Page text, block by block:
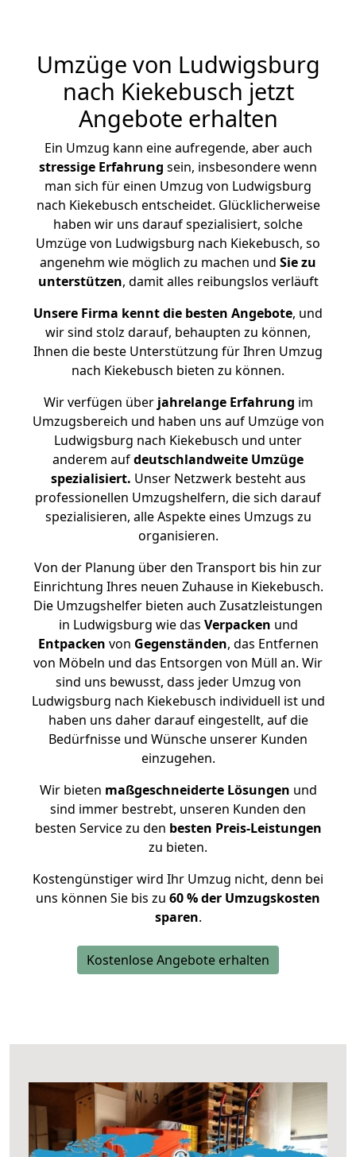
Umzüge von Ludwigsburg
nach Kiekebusch jetzt
Angebote erhalten
Ein Umzug kann eine aufregende, aber auch
stressige Erfahrung sein, insbesondere wenn
man sich für einen Umzug von Ludwigsburg
nach Kiekebusch entscheidet. Glücklicherweise
haben wir uns darauf spezialisiert, solche
Umzüge von Ludwigsburg nach Kiekebusch, so
angenehm wie möglich zu machen und Sie zu
unterstützen, damit alles reibungslos verläuft
Unsere Firma kennt die besten Angebote, und
wir sind stolz darauf, behaupten zu können,
Ihnen die beste Unterstützung für Ihren Umzug
nach Kiekebusch bieten zu können.
Wir verfügen überjahrelange Erfahrung im
Umzugsbereich und haben uns auf Umzüge von
Ludwigsburg nach Kiekebusch und unter
anderem aufdeutschlandweite Umzüge
spezialisiert. Unser Netzwerk besteht aus
professionellen Umzugshelfern, die sich darauf
spezialisieren, alle Aspekte eines Umzugs zu
organisieren.
Von der Planung über den Transport bis hin zur
Einrichtung Ihres neuen Zuhause in Kiekebusch.
Die Umzugshelfer bieten auch Zusatzleistungen
in Ludwigsburg wie das Verpacken und
Entpacken von Gegenständen, das Entfernen
von Möbeln und das Entsorgen von Müll an. Wir
sind uns bewusst, dass jeder Umzug von
Ludwigsburg nach Kiekebusch individuell ist und
haben uns daher darauf eingestellt, auf die
Bedürfnisse und Wünsche unserer Kunden
einzugehen.
Wir bieten maßgeschneiderte Lösungen und
sind immer bestrebt, unseren Kunden den
besten Service zu den besten Preis-Leistungen
zu bieten.
Kostengünstiger wird Ihr Umzug nicht, denn bei
uns können Sie bis zu 60 % der Umzugskosten
sparen.
Kostenlose Angebote erhalten